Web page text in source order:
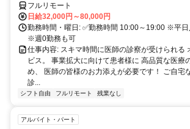
フルリモート
日給32,000円～80,000円
勤務時間・曜日: ✅勤務時間 10:00～19:00 ※平
※週0勤務も可
仕事内容: スキマ時間に医師の診察が受けられる
ビス。 事業拡大に向けて患者様に 高品質な医療
め、 医師の皆様のお力添えが必要です！ ご自宅
診...
シフト自由 フルリモート 残業なし
アルバイト・パート